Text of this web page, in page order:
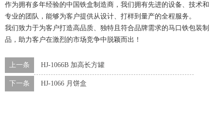
作为拥有多年经验的中国铁盒制造商，我们拥有先进的设备、技术和
专业的团队，能够为客户提供从设计、打样到量产的全程服务。
我们致力于为客户打造高品质、独特且符合品牌需求的马口铁包装制
品，助力客户在激烈的市场竞争中脱颖而出！
上一条 HJ-1066B 加高长方罐
下一条 HJ-1066 月饼盒